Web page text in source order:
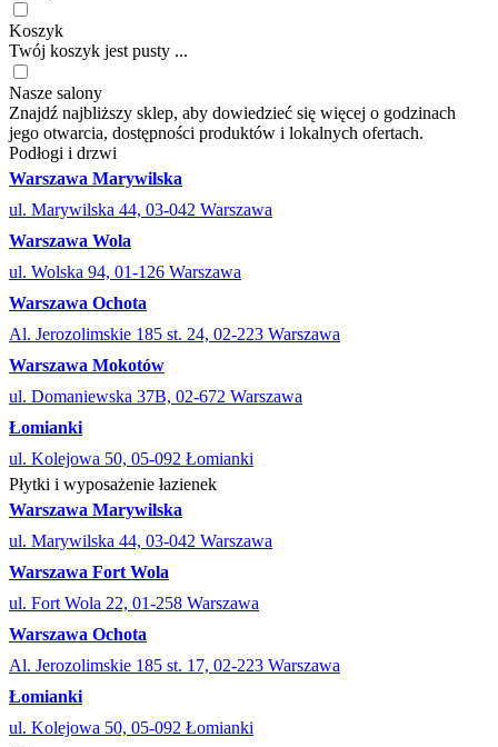
Koszyk
Twój koszyk jest pusty ...
Nasze salony
Znajdź najbliższy sklep, aby dowiedzieć się więcej o godzinach
jego otwarcia, dostępności produktów i lokalnych ofertach.
Podłogi i drzwi
Warszawa Marywilska
ul. Marywilska 44, 03-042 Warszawa
Warszawa Wola
ul. Wolska 94, 01-126 Warszawa
Warszawa Ochota
Al. Jerozolimskie 185 st. 24, 02-223 Warszawa
Warszawa Mokotów
ul. Domaniewska 37B, 02-672 Warszawa
Łomianki
ul. Kolejowa 50, 05-092 Łomianki
Płytki i wyposażenie łazienek
Warszawa Marywilska
ul. Marywilska 44, 03-042 Warszawa
Warszawa Fort Wola
ul. Fort Wola 22, 01-258 Warszawa
Warszawa Ochota
Al. Jerozolimskie 185 st. 17, 02-223 Warszawa
Łomianki
ul. Kolejowa 50, 05-092 Łomianki